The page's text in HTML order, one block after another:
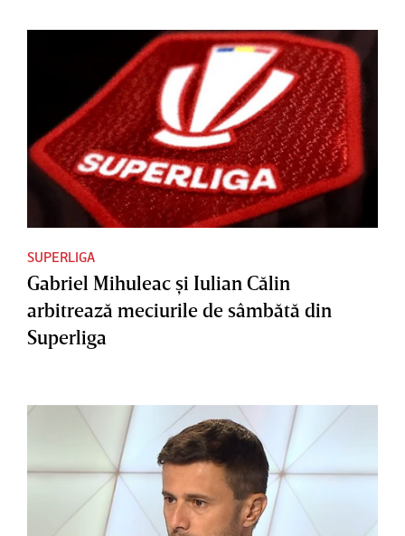
SUPERLIGA
Gabriel Mihuleac şi Iulian Călin
arbitrează meciurile de sâmbătă din
Superliga